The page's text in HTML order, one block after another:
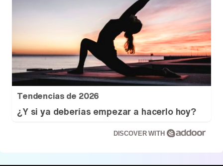
Tendencias de 2026
¿Y si ya deberías empezar a hacerlo hoy?
DISCOVER WITH